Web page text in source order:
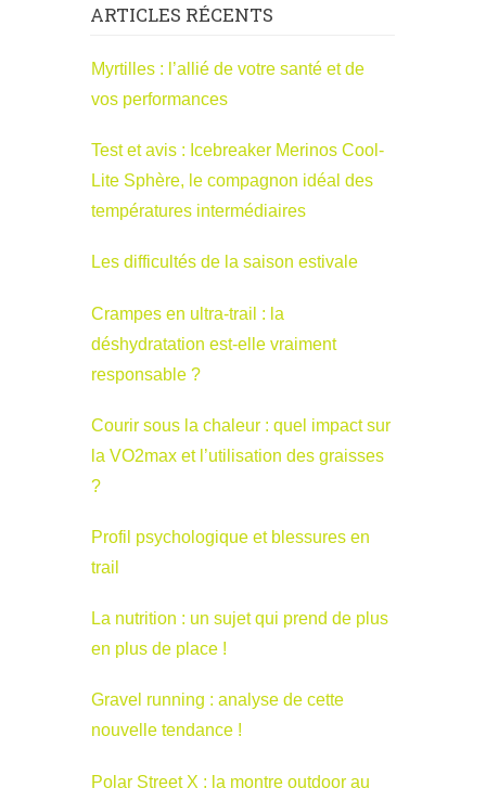
ARTICLES RÉCENTS
Myrtilles : l’allié de votre santé et de
vos performances
Test et avis : Icebreaker Merinos Cool-
Lite Sphère, le compagnon idéal des
températures intermédiaires
Les difficultés de la saison estivale
Crampes en ultra-trail : la
déshydratation est-elle vraiment
responsable ?
Courir sous la chaleur : quel impact sur
la VO2max et l’utilisation des graisses
?
Profil psychologique et blessures en
trail
La nutrition : un sujet qui prend de plus
en plus de place !
Gravel running : analyse de cette
nouvelle tendance !
Polar Street X : la montre outdoor au